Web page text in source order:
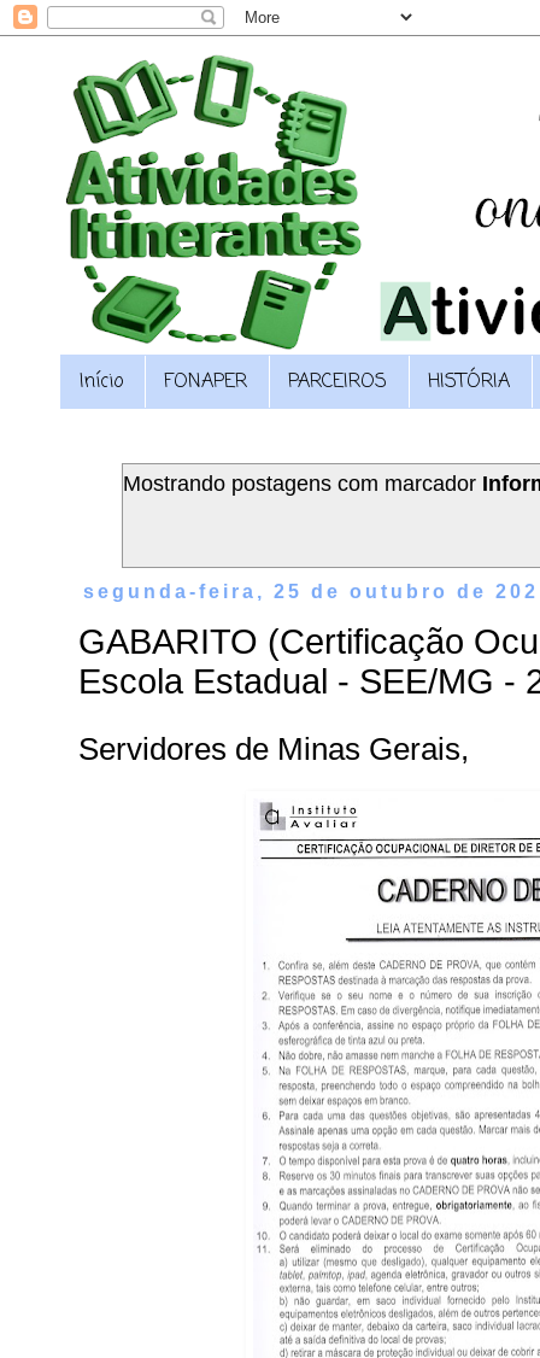
Início FONAPER PARCEIROS HISTÓRIA
Mostrando postagens com marcador
segunda-feira, 25 de outubro de
GABARITO (Certificação
Escola Estadual - SEE/MG -
Servidores de Minas Gerais,